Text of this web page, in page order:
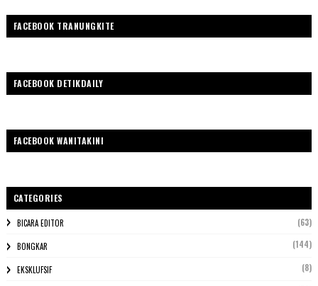
FACEBOOK TRANUNGKITE
FACEBOOK DETIKDAILY
FACEBOOK WANITAKINI
CATEGORIES
BICARA EDITOR (63)
BONGKAR (144)
EKSKLUFSIF (8)